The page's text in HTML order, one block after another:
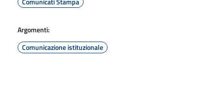
Argomenti:
Comunicazione istituzionale